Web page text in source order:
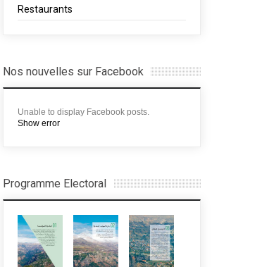
Restaurants
Nos nouvelles sur Facebook
Unable to display Facebook posts.
Show error
Programme Electoral